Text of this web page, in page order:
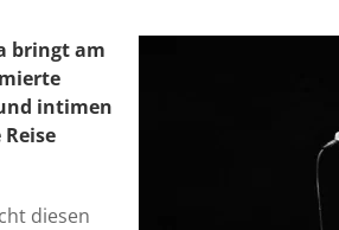
bringt am
intimen
diesen